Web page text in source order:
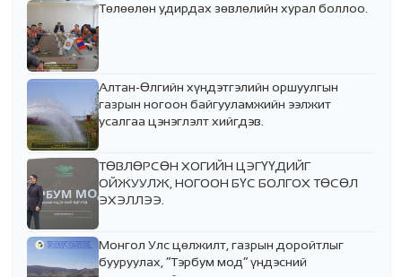
Төлөөлөн удирдах зөвлөлийн хурал боллоо.
Алтан-Өлгийн хүндэтгэлийн оршуулгын
газрын ногоон байгууламжийн ээлжит
усалгаа цэнэглэлт хийгдэв.
ТӨВЛӨРСӨН ХОГИЙН ЦЭГҮҮДИЙГ
ОЙЖУУЛЖ, НОГООН БҮС БОЛГОХ ТӨСӨЛ
ЭХЭЛЛЭЭ.
Монгол Улс цөлжилт, газрын доройтлыг
бууруулах, “Тэрбум мод” үндэсний